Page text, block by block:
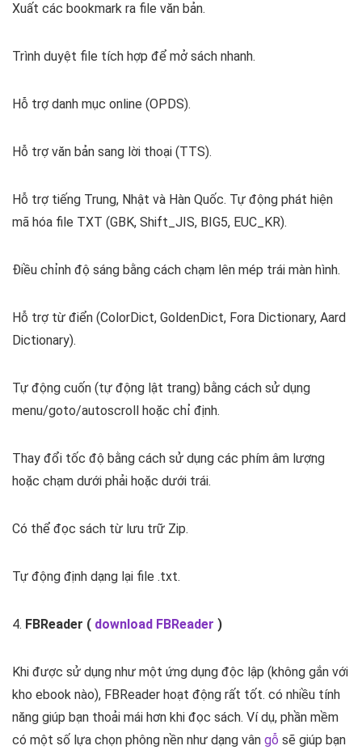
Xuất các bookmark ra file văn bản.
Trình duyệt file tích hợp để mở sách nhanh.
Hỗ trợ danh mục online (OPDS).
Hỗ trợ văn bản sang lời thoại (TTS).
Hỗ trợ tiếng Trung, Nhật và Hàn Quốc. Tự động phát hiện
mã hóa file TXT (GBK, Shift_JIS, BIG5, EUC_KR).
Điều chỉnh độ sáng bằng cách chạm lên mép trái màn hình.
Hỗ trợ từ điển (ColorDict, GoldenDict, Fora Dictionary, Aard
Dictionary).
Tự động cuốn (tự động lật trang) bằng cách sử dụng
menu/goto/autoscroll hoặc chỉ định.
Thay đổi tốc độ bằng cách sử dụng các phím âm lượng
hoặc chạm dưới phải hoặc dưới trái.
Có thể đọc sách từ lưu trữ Zip.
Tự động định dạng lại file .txt.
4. FBReader ( download FBReader )
Khi được sử dụng như một ứng dụng độc lập (không gắn với
kho ebook nào), FBReader hoạt động rất tốt. có nhiều tính
năng giúp bạn thoải mái hơn khi đọc sách. Ví dụ, phần mềm
có một số lựa chọn phông nền như dạng vân gỗ sẽ giúp bạn